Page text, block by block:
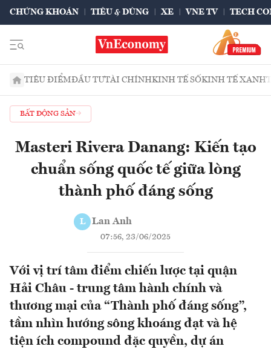
CHỨNG KHOÁN TIÊU & DÙNG XE VNE TV TECH
TIÊU ĐIỂMĐẦU TƯTÀI CHÍNHKINH TẾ SỐKINH TẾ XANH
BẤT ĐỘNG SẢN
Masteri Rivera Danang: Kiến tạo
chuẩn sống quốc tế giữa lòng
thành phố đáng sống
L Lan Anh
07:56, 23/06/2025
Với vị trí tâm điểm chiến lược tại quận
Hải Châu - trung tâm hành chính và
thương mại của “Thành phố đáng sống”,
tầm nhìn hướng sông khoáng đạt và hệ
tiện ích compound đặc quyền, dự án